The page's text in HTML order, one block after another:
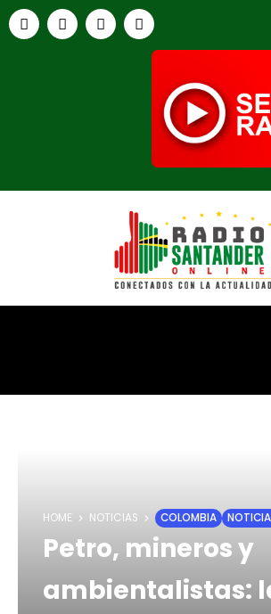
HOME NOTICIAS COLOMBIA
Petro, mineros y
ambientalistas: